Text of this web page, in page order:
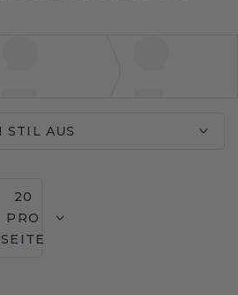
STIL AUS
20
PRO
SEITE